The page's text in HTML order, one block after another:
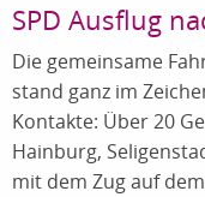
SPD Ausflug
Die gemeinsame
stand ganz im
Kontakte: Über 20
Hainburg,
mit dem Zug auf